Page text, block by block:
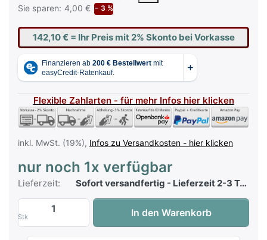
Sie sparen: 4,00 € − 3 %
142,10 € = Ihr Preis mit 2% Skonto bei Vorkasse
Flexible Zahlarten - für mehr Infos hier klicken
inkl. MwSt. (19%), Infos zu Versandkosten - hier klicken
nur noch 1x verfügbar
Lieferzeit: Sofort versandfertig - Lieferzeit 2-3 Tage
Stk
Kawai GFP-3 Pedal zu 145,00 €, Menge
In den Warenkorb